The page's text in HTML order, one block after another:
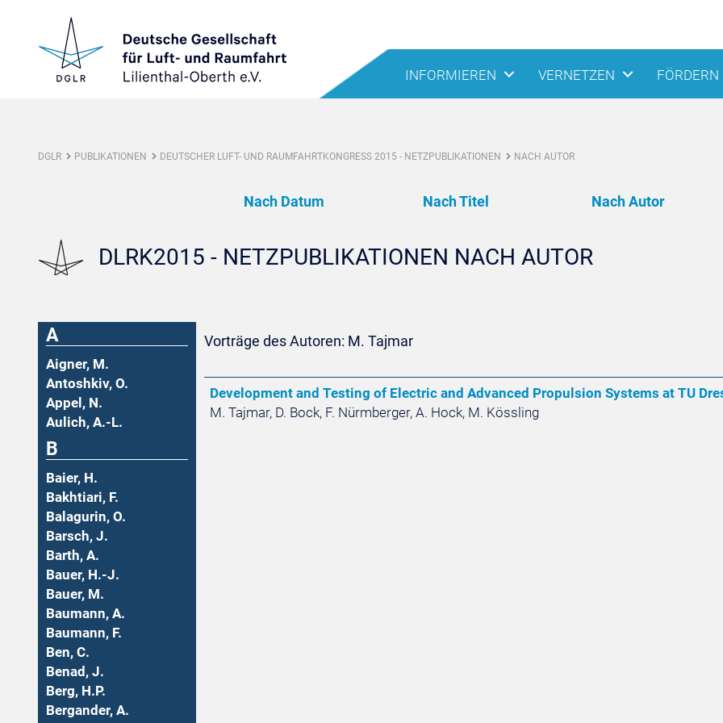
INFORMIEREN VERNETZEN FÖRDERN
DGLR PUBLIKATIONEN DEUTSCHER LUFT- UND RAUMFAHRTKONGRESS 2015 - NETZPUBLIKATIONEN NACH AUTOR
Nach Datum Nach Titel Nach Autor
DLRK2015 - NETZPUBLIKATIONEN NACH AUTOR
A
Aigner, M.
Antoshkiv, O.
Appel, N.
Aulich, A.-L.
B
Baier, H.
Bakhtiari, F.
Balagurin, O.
Barsch, J.
Barth, A.
Bauer, H.-J.
Bauer, M.
Baumann, A.
Baumann, F.
Ben, C.
Benad, J.
Berg, H.P.
Bergander, A.
Vorträge des Autoren: M. Tajmar
Development and Testing of Electric and Advanced Propulsion Systems at TU
M. Tajmar, D. Bock, F. Nürmberger, A. Hock, M. Kössling